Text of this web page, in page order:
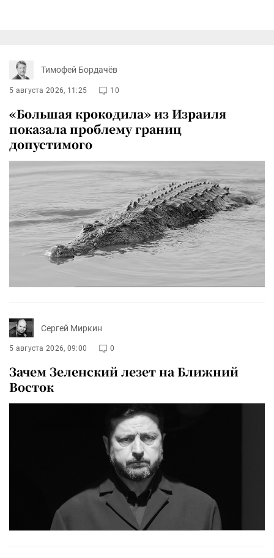
Тимофей Бордачёв
5 августа 2026, 11:25 10
«Большая крокодила» из Израиля
показала проблему границ
допустимого
Сергей Миркин
5 августа 2026, 09:00 0
Зачем Зеленский лезет на Ближний
Восток